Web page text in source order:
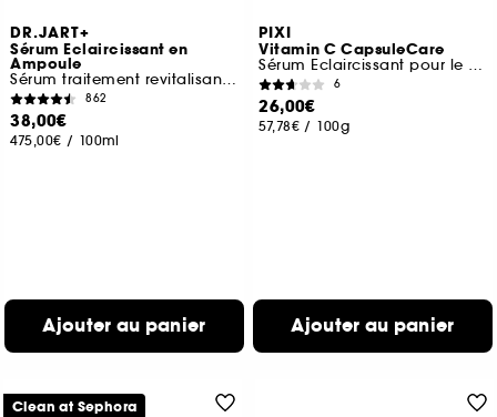
DR.JART+
Sérum Eclaircissant en
Ampoule
Sérum traitement revitalisant Vitamine C
862
38,00€
475,00€ / 100ml
Ajouter au panier
PIXI
Vitamin C CapsuleCare
Sérum Eclaircissant pour le Visage
6
26,00€
57,78€ / 100g
Ajouter au panier
Clean at Sephora